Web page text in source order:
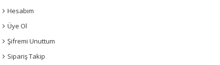
Hesabım
Üye Ol
Şifremi Unuttum
Sipariş Takip